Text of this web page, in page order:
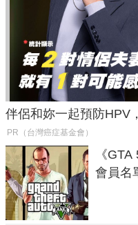
伴侶和妳一起預防HPV
PR（台灣癌症基金會）
《
會員名